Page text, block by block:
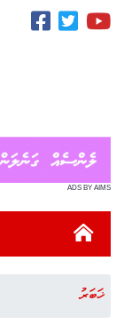
ADS BY AIMS
ޚަބަރު